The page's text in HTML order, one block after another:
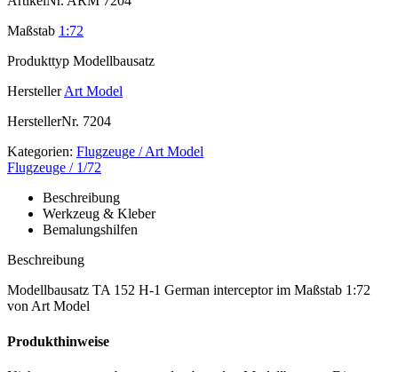
Maßstab 1:72
Produkttyp Modellbausatz
Hersteller Art Model
HerstellerNr. 7204
Kategorien: Flugzeuge / Art Model
Flugzeuge / 1/72
Beschreibung
Werkzeug & Kleber
Bemalungshilfen
Beschreibung
Modellbausatz TA 152 H-1 German interceptor im Maßstab 1:72
von Art Model
Produkthinweise